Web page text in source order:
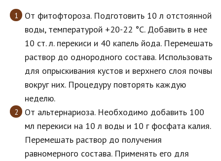
От фитофтороза. Подготовить 10 л отстоянной
воды, температурой +20-22 °С. Добавить в нее
10 ст. л. перекиси и 40 капель йода. Перемешать
раствор до однородного состава. Использовать
для опрыскивания кустов и верхнего слоя почвы
вокруг них. Процедуру повторять каждую
неделю.
От альтернариоза. Необходимо добавить 100
мл перекиси на 10 л воды и 10 г фосфата калия.
Перемешать раствор до получения
равномерного состава. Применять его для